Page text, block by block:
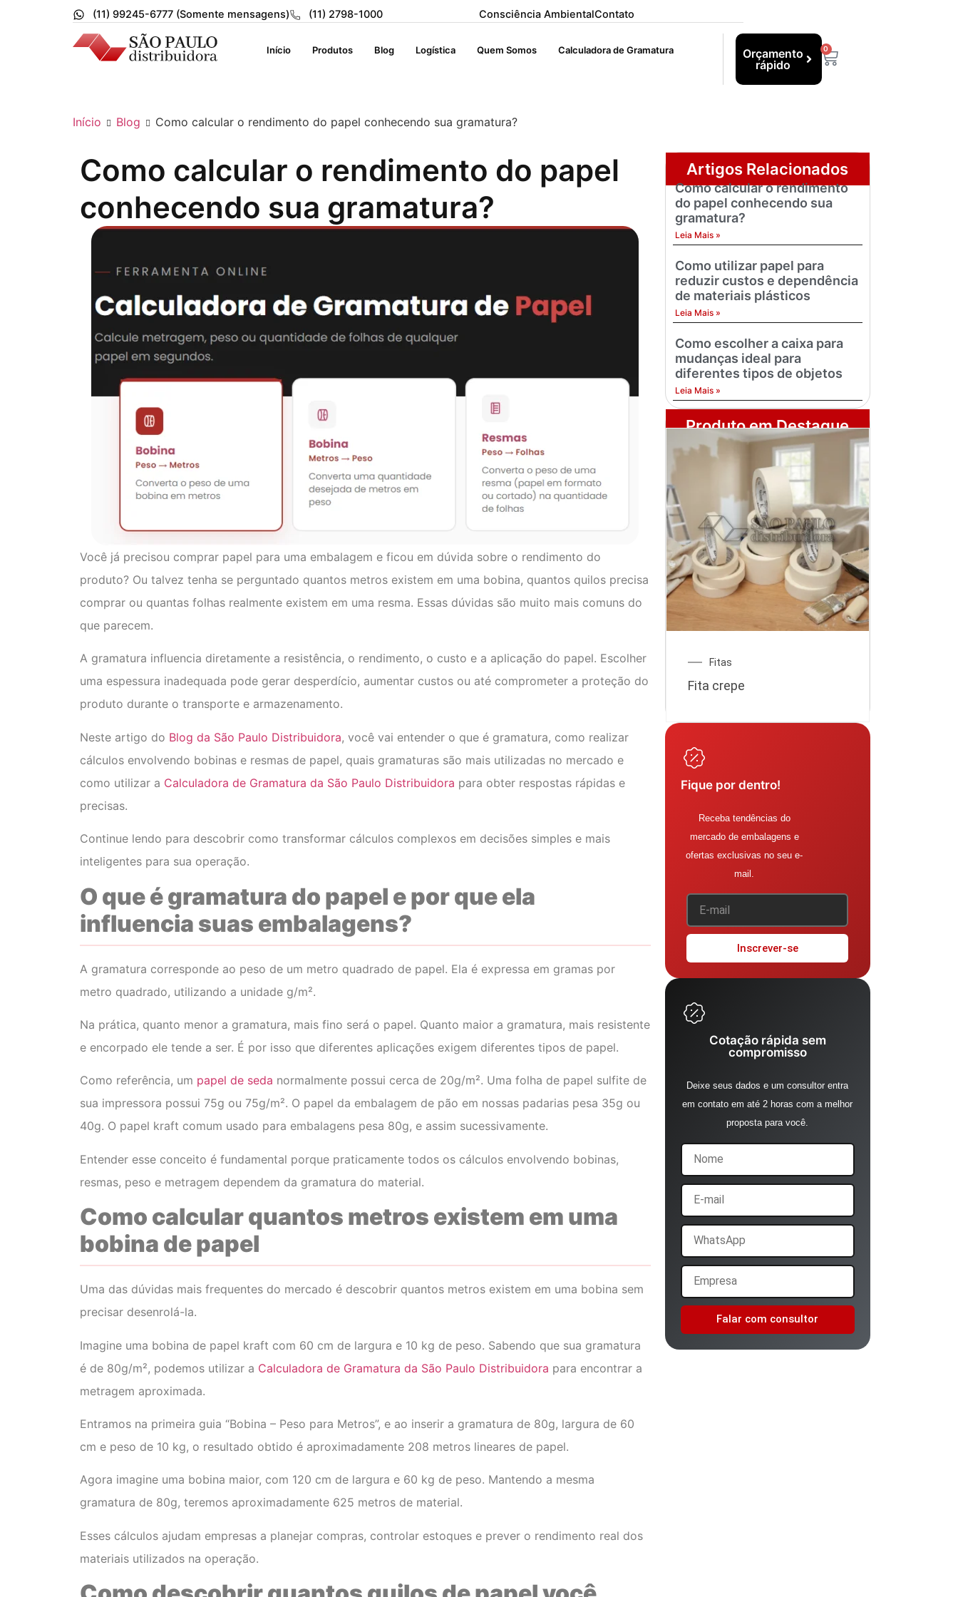
(11) 99245-6777 (Somente mensagens) (11) 2798-1000 Consciência AmbientalContato
Início Produtos Blog Logística Quem Somos Calculadora de Gramatura
Orçamento
rápido
0
Início Blog Como calcular o rendimento do papel conhecendo sua gramatura?
Como calcular o rendimento do papel
conhecendo sua gramatura?
Você já precisou comprar papel para uma embalagem e ficou em dúvida sobre o rendimento do
produto? Ou talvez tenha se perguntado quantos metros existem em uma bobina, quantos quilos precisa
comprar ou quantas folhas realmente existem em uma resma. Essas dúvidas são muito mais comuns do
que parecem.
A gramatura influencia diretamente a resistência, o rendimento, o custo e a aplicação do papel. Escolher
uma espessura inadequada pode gerar desperdício, aumentar custos ou até comprometer a proteção do
produto durante o transporte e armazenamento.
Neste artigo do Blog da São Paulo Distribuidora, você vai entender o que é gramatura, como realizar
cálculos envolvendo bobinas e resmas de papel, quais gramaturas são mais utilizadas no mercado e
como utilizar a Calculadora de Gramatura da São Paulo Distribuidora para obter respostas rápidas e
precisas.
Continue lendo para descobrir como transformar cálculos complexos em decisões simples e mais
inteligentes para sua operação.
O que é gramatura do papel e por que ela
influencia suas embalagens?
A gramatura corresponde ao peso de um metro quadrado de papel. Ela é expressa em gramas por
metro quadrado, utilizando a unidade g/m².
Na prática, quanto menor a gramatura, mais fino será o papel. Quanto maior a gramatura, mais resistente
e encorpado ele tende a ser. É por isso que diferentes aplicações exigem diferentes tipos de papel.
Como referência, um papel de seda normalmente possui cerca de 20g/m². Uma folha de papel sulfite de
sua impressora possui 75g ou 75g/m². O papel da embalagem de pão em nossas padarias pesa 35g ou
40g. O papel kraft comum usado para embalagens pesa 80g, e assim sucessivamente.
Entender esse conceito é fundamental porque praticamente todos os cálculos envolvendo bobinas,
resmas, peso e metragem dependem da gramatura do material.
Como calcular quantos metros existem em uma
bobina de papel
Uma das dúvidas mais frequentes do mercado é descobrir quantos metros existem em uma bobina sem
precisar desenrolá-la.
Imagine uma bobina de papel kraft com 60 cm de largura e 10 kg de peso. Sabendo que sua gramatura
é de 80g/m², podemos utilizar a Calculadora de Gramatura da São Paulo Distribuidora para encontrar a
metragem aproximada.
Entramos na primeira guia “Bobina – Peso para Metros”, e ao inserir a gramatura de 80g, largura de 60
cm e peso de 10 kg, o resultado obtido é aproximadamente 208 metros lineares de papel.
Agora imagine uma bobina maior, com 120 cm de largura e 60 kg de peso. Mantendo a mesma
gramatura de 80g, teremos aproximadamente 625 metros de material.
Esses cálculos ajudam empresas a planejar compras, controlar estoques e prever o rendimento real dos
materiais utilizados na operação.
Artigos Relacionados
Como calcular o rendimento
do papel conhecendo sua
gramatura?
Leia Mais »
Como utilizar papel para
reduzir custos e dependência
de materiais plásticos
Leia Mais »
Como escolher a caixa para
mudanças ideal para
diferentes tipos de objetos
Leia Mais »
Produto em Destaque
Fitas
Fita crepe
Fique por dentro!
Receba tendências do
mercado de embalagens e
ofertas exclusivas no seu e-
mail.
Inscrever-se
Cotação rápida sem
compromisso
Deixe seus dados e um consultor entra
em contato em até 2 horas com a melhor
proposta para você.
Falar com consultor